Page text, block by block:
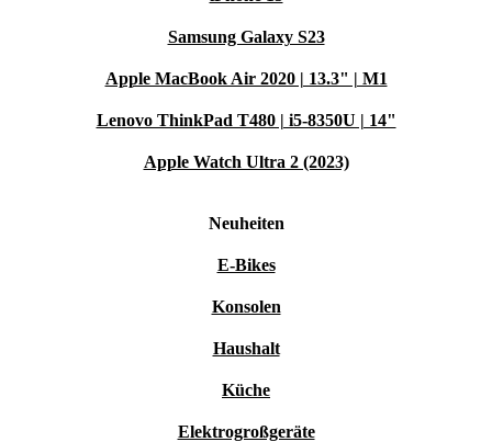
Samsung Galaxy S23
Apple MacBook Air 2020 | 13.3" | M1
Lenovo ThinkPad T480 | i5-8350U | 14"
Apple Watch Ultra 2 (2023)
Neuheiten
E-Bikes
Konsolen
Haushalt
Küche
Elektrogroßgeräte